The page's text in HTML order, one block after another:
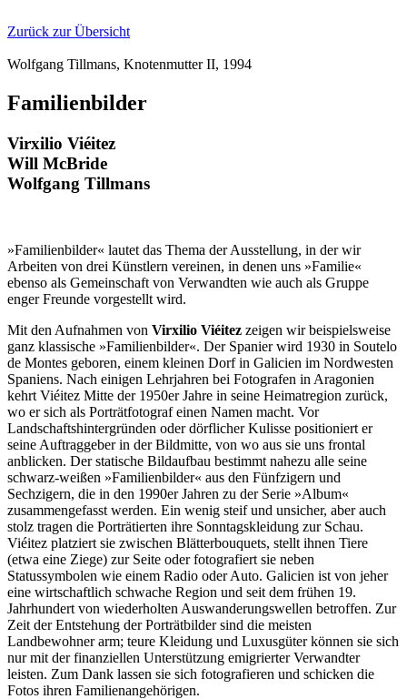
Zurück zur Übersicht
Wolfgang Tillmans, Knotenmutter II, 1994
Familienbilder
Virxilio Viéitez
Will McBride
Wolfgang Tillmans
»Familienbilder« lautet das Thema der Ausstellung, in der wir
Arbeiten von drei Künstlern vereinen, in denen uns »Familie«
ebenso als Gemeinschaft von Verwandten wie auch als Gruppe
enger Freunde vorgestellt wird.
Mit den Aufnahmen von Virxilio Viéitez zeigen wir beispielsweise
ganz klassische »Familienbilder«. Der Spanier wird 1930 in Soutelo
de Montes geboren, einem kleinen Dorf in Galicien im Nordwesten
Spaniens. Nach einigen Lehrjahren bei Fotografen in Aragonien
kehrt Viéitez Mitte der 1950er Jahre in seine Heimatregion zurück,
wo er sich als Porträtfotograf einen Namen macht. Vor
Landschaftshintergründen oder dörflicher Kulisse positioniert er
seine Auftraggeber in der Bildmitte, von wo aus sie uns frontal
anblicken. Der statische Bildaufbau bestimmt nahezu alle seine
schwarz-weißen »Familienbilder« aus den Fünfzigern und
Sechzigern, die in den 1990er Jahren zu der Serie »Album«
zusammengefasst werden. Ein wenig steif und unsicher, aber auch
stolz tragen die Porträtierten ihre Sonntagskleidung zur Schau.
Viéitez platziert sie zwischen Blätterbouquets, stellt ihnen Tiere
(etwa eine Ziege) zur Seite oder fotografiert sie neben
Statussymbolen wie einem Radio oder Auto. Galicien ist von jeher
eine wirtschaftlich schwache Region und seit dem frühen 19.
Jahrhundert von wiederholten Auswanderungswellen betroffen. Zur
Zeit der Entstehung der Porträtbilder sind die meisten
Landbewohner arm; teure Kleidung und Luxusgüter können sie sich
nur mit der finanziellen Unterstützung emigrierter Verwandter
leisten. Zum Dank lassen sie sich fotografieren und schicken die
Fotos ihren Familienangehörigen.